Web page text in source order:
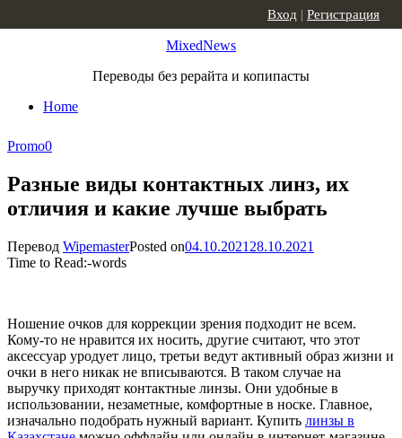
MixedNews
Переводы без рерайта и копипасты
Home
Вход | Регистрация
Promo0
Разные виды контактных линз, их
отличия и какие лучше выбрать
Перевод WipemasterPosted on04.10.2021 28.10.2021
Time to Read:-words
Ношение очков для коррекции зрения подходит не всем.
Кому-то не нравится их носить, другие считают, что этот
аксессуар уродует лицо, третьи ведут активный образ жизни и
очки в него никак не вписываются. В таком случае на
выручку приходят контактные линзы. Они удобные в
использовании, незаметные, комфортные в носке. Главное,
изначально подобрать нужный вариант. Купить линзы в